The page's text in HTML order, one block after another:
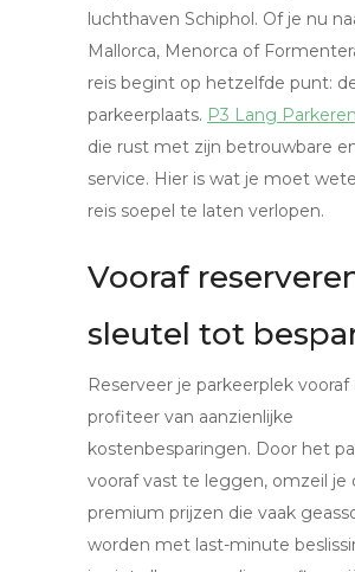
luchthaven Schiphol. Of je nu
Mallorca, Menorca of
reis begint op hetzelfde punt:
parkeerplaats. P3 Lang Parkeren
die rust met zijn betrouwbare
service. Hier is wat je moet
reis soepel te laten verlopen.
Vooraf
sleutel tot
Reserveer je parkeerplek vooraf
profiteer van aanzienlijke
kostenbesparingen. Door het
vooraf vast te leggen, omzeil je
premium prijzen die vaak
worden met last-minute